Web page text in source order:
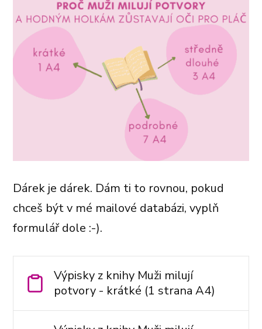
Dárek je dárek. Dám ti to rovnou, pokud
chceš být v mé mailové databázi, vyplň
formulář dole :-).
Výpisky z knihy Muži milují
potvory - krátké (1 strana A4)